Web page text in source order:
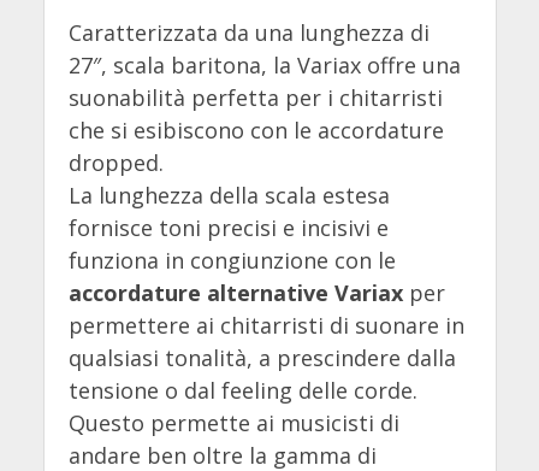
Caratterizzata da una lunghezza di
27″, scala baritona, la Variax offre una
suonabilità perfetta per i chitarristi
che si esibiscono con le accordature
dropped.
La lunghezza della scala estesa
fornisce toni precisi e incisivi e
funziona in congiunzione con le
accordature alternative Variax per
permettere ai chitarristi di suonare in
qualsiasi tonalità, a prescindere dalla
tensione o dal feeling delle corde.
Questo permette ai musicisti di
andare ben oltre la gamma di